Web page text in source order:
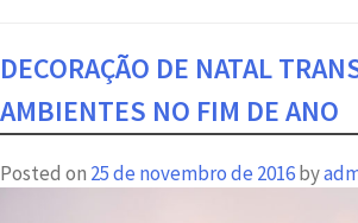
DECORAÇÃO DE NATAL
AMBIENTES NO FIM DE ANO
Posted on 25 de novembro de 2016by